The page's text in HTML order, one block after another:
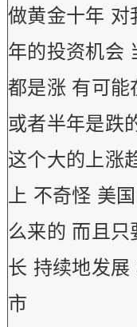
做黄金十年 对
年的投资机会
都是涨 有可能
或者半年是跌
这个大的上涨
上 不奇怪 美
么来的 而且只
长 持续地发展
市